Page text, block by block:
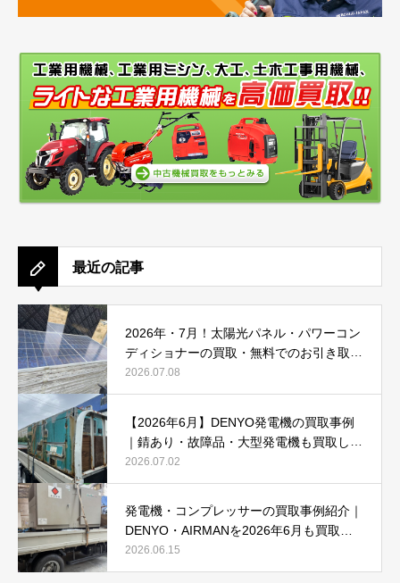
最近の記事
2026年・7月！太陽光パネル・パワーコン
ディショナーの買取・無料でのお引き取り
強化中です(^^♪
2026.07.08
【2026年6月】DENYO発電機の買取事例
｜錆あり・故障品・大型発電機も買取しま
した
2026.07.02
発電機・コンプレッサーの買取事例紹介｜
DENYO・AIRMANを2026年6月も買取強
化中
2026.06.15